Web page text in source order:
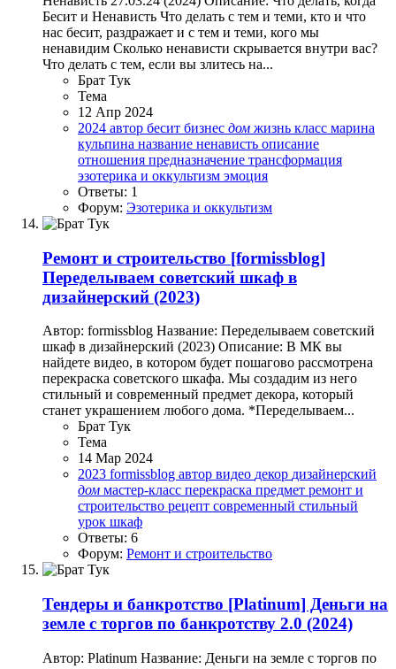
Бесит и Ненависть Что делать с тем и теми, кто и что
нас бесит, раздражает и с тем и теми, кого мы
ненавидим Сколько ненависти скрывается внутри вас?
Что делать с тем, если вы злитесь на...
Брат Тук
Тема
12 Апр 2024
2024 автор бесит бизнес дом жизнь класс марина
кульпина название ненависть описание
отношения предназначение трансформация
эзотерика и оккультизм эмоция
Ответы: 1
Форум: Эзотерика и оккультизм
Ремонт и строительство [formissblog]
Переделываем советский шкаф в
дизайнерский (2023)
Автор: formissblog Название: Переделываем советский
шкаф в дизайнерский (2023) Описание: В МК вы
найдете видео, в котором будет пошагово рассмотрена
перекраска советского шкафа. Мы создадим из него
стильный и современный предмет декора, который
станет украшением любого дома. *Переделываем...
Брат Тук
Тема
14 Мар 2024
2023 formissblog автор видео декор дизайнерский
дом мастер-класс перекраска предмет ремонт и
строительство рецепт современный стильный
урок шкаф
Ответы: 6
Форум: Ремонт и строительство
Тендеры и банкротство [Platinum] Деньги на
земле с торгов по банкротству 2.0 (2024)
Автор: Platinum Название: Деньги на земле с торгов по